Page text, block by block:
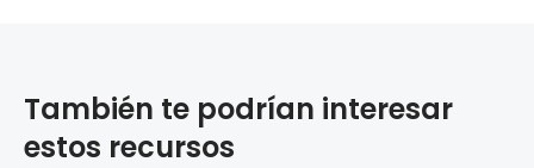
También te podrían interesar
estos recursos